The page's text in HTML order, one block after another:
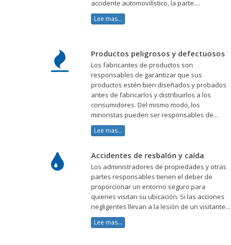
accidente automovilístico, la parte....
Lee mas...
Productos peligrosos y defectuosos
Los fabricantes de productos son
responsables de garantizar que sus
productos estén bien diseñados y probados
antes de fabricarlos y distribuirlos a los
consumidores. Del mismo modo, los
minoristas pueden ser responsables de...
Lee mas...
Accidentes de resbalón y caída
Los administradores de propiedades y otras
partes responsables tienen el deber de
proporcionar un entorno seguro para
quienes visitan su ubicación. Si las acciones
negligentes llevan a la lesión de un visitante...
Lee mas...